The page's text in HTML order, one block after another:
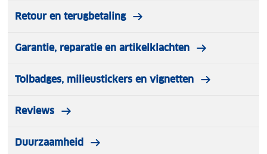
Retour en terugbetaling
Garantie, reparatie en artikelklachten
Tolbadges, milieustickers en vignetten
Reviews
Duurzaamheid